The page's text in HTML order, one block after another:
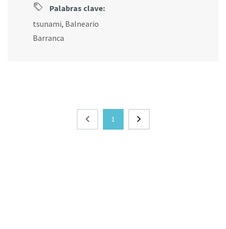
Palabras clave:
tsunami, Balneario
Barranca
1